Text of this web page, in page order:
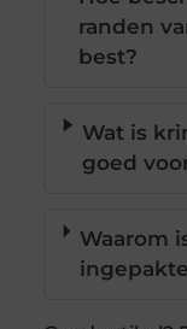
randen
best?
Wat is
goed
Waarom